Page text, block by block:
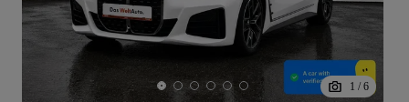
1 / 6